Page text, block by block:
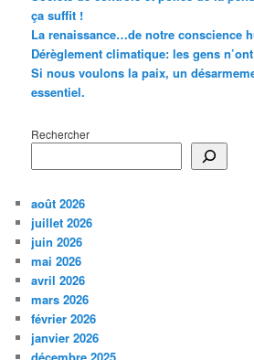
ça suffit !
La renaissance…de notre conscience
Dérèglement climatique: les gens
Si nous voulons la paix, un
essentiel.
Rechercher
août 2026
juillet 2026
juin 2026
mai 2026
avril 2026
mars 2026
février 2026
janvier 2026